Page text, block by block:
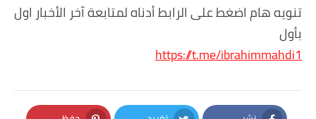
تنويه هام اضغط على الرابط أدناه لمتابعة آخر الأخبار اول
بأول
https://t.me/ibrahimmahdi1